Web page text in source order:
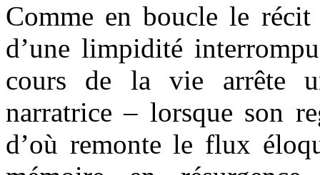
Comme en boucle le
d’une limpidité
cours de la vie arrête
narratrice – lorsque son
d’où remonte le flux